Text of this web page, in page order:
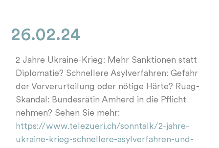
26.02.24
2 Jahre Ukraine-Krieg: Mehr Sanktionen statt
Diplomatie? Schnellere Asylverfahren: Gefahr
der Vorverurteilung oder nötige Härte? Ruag-
Skandal: Bundesrätin Amherd in die Pflicht
nehmen? Sehen Sie mehr:
https://www.telezueri.ch/sonntalk/2-jahre-
ukraine-krieg-schnellere-asylverfahren-und-